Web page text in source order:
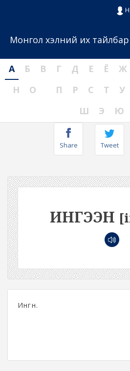
Монгол хэлний их
А Б В Г Д Е Ё Ж
Н
О П Р С Т У
Ш
Э Ю
Share Tweet
ИНГЭЭН
Ингүүн.